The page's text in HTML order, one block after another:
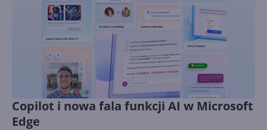
Copilot i nowa fala funkcji AI w Microsoft
Edge